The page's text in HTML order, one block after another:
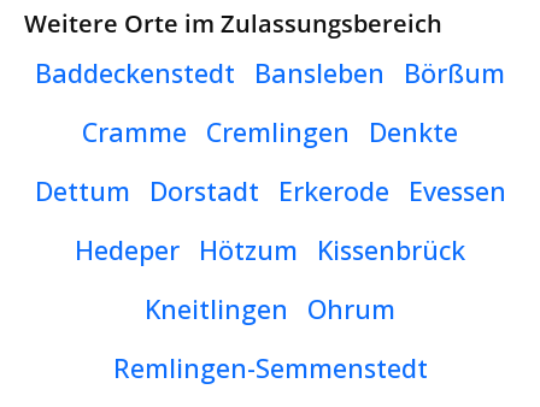
Weitere Orte im Zulassungsbereich
Baddeckenstedt Bansleben
Börßum
Cramme
Cremlingen
Denkte
Dettum
Dorstadt Erkerode
Evessen
Hedeper
Hötzum
Kissenbrück
Kneitlingen
Ohrum
Remlingen-Semmenstedt